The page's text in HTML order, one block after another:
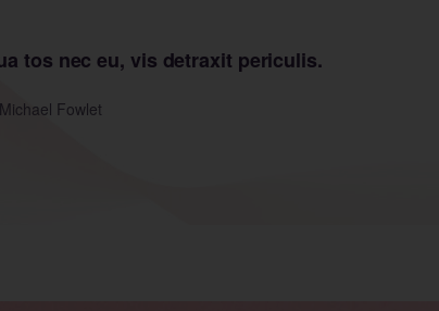
tos nec eu, vis detraxit periculis.
Michael Fowlet